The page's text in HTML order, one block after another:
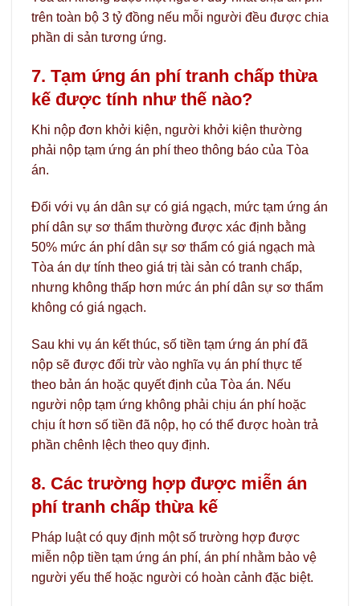
trên toàn bộ 3 tỷ đồng nếu mỗi người đều được chia
phần di sản tương ứng.
7. Tạm ứng án phí tranh chấp thừa
kế được tính như thế nào?
Khi nộp đơn khởi kiện, người khởi kiện thường
phải nộp tạm ứng án phí theo thông báo của Tòa
án.
Đối với vụ án dân sự có giá ngạch, mức tạm ứng án
phí dân sự sơ thẩm thường được xác định bằng
50% mức án phí dân sự sơ thẩm có giá ngạch mà
Tòa án dự tính theo giá trị tài sản có tranh chấp,
nhưng không thấp hơn mức án phí dân sự sơ thẩm
không có giá ngạch.
Sau khi vụ án kết thúc, số tiền tạm ứng án phí đã
nộp sẽ được đối trừ vào nghĩa vụ án phí thực tế
theo bản án hoặc quyết định của Tòa án. Nếu
người nộp tạm ứng không phải chịu án phí hoặc
chịu ít hơn số tiền đã nộp, họ có thể được hoàn trả
phần chênh lệch theo quy định.
8. Các trường hợp được miễn án
phí tranh chấp thừa kế
Pháp luật có quy định một số trường hợp được
miễn nộp tiền tạm ứng án phí, án phí nhằm bảo vệ
người yếu thế hoặc người có hoàn cảnh đặc biệt.